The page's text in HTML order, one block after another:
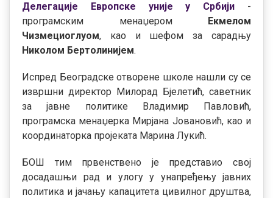
Делегације Европске уније у Србији -
програмским менаџером Екмелом
Чизмециоглуом, као и шефом за сарадњу
Николом Бертолинијем.
Испред Београдске отворене школе нашли су се
извршни директор Милорад Бјелетић, саветник
за јавне политике Владимир Павловић,
програмска менаџерка Мирјана Јовановић, као и
координаторка пројеката Марина Лукић.
БОШ тим првенствено је представио свој
досадашњи рад и улогу у унапређењу јавних
политика и јачању капацитета цивилног друштва,